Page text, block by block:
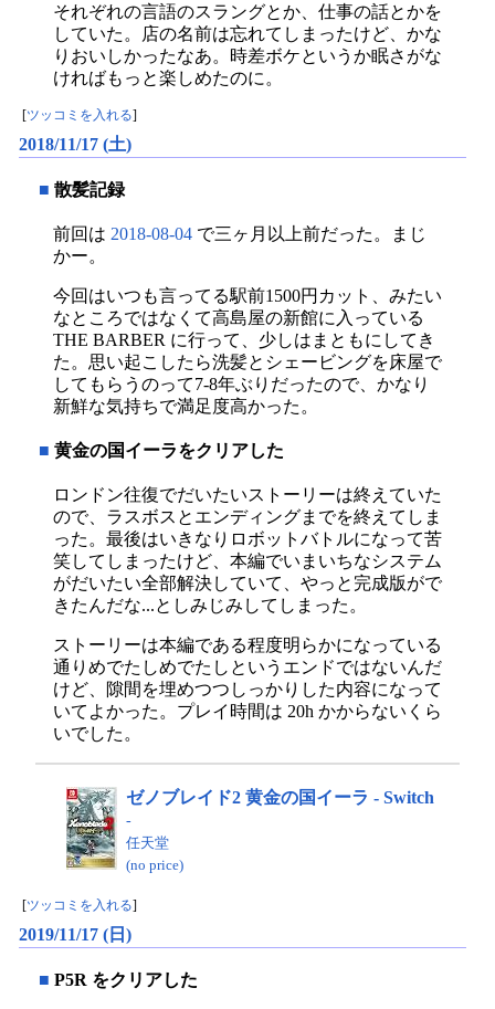
それぞれの言語のスラングとか、仕事の話とかを
していた。店の名前は忘れてしまったけど、かな
りおいしかったなあ。時差ボケというか眠さがな
ければもっと楽しめたのに。
[ツッコミを入れる]
2018/11/17 (土)
■ 散髪記録
前回は 2018-08-04 で三ヶ月以上前だった。まじ
かー。
今回はいつも言ってる駅前1500円カット、みたい
なところではなくて高島屋の新館に入っている
THE BARBER に行って、少しはまともにしてき
た。思い起こしたら洗髪とシェービングを床屋で
してもらうのって7-8年ぶりだったので、かなり
新鮮な気持ちで満足度高かった。
■ 黄金の国イーラをクリアした
ロンドン往復でだいたいストーリーは終えていた
ので、ラスボスとエンディングまでを終えてしま
った。最後はいきなりロボットバトルになって苦
笑してしまったけど、本編でいまいちなシステム
がだいたい全部解決していて、やっと完成版がで
きたんだな...としみじみしてしまった。
ストーリーは本編である程度明らかになっている
通りめでたしめでたしというエンドではないんだ
けど、隙間を埋めつつしっかりした内容になって
いてよかった。プレイ時間は 20h かからないくら
いでした。
ゼノブレイド2 黄金の国イーラ - Switch
-
任天堂
(no price)
[ツッコミを入れる]
2019/11/17 (日)
■ P5R をクリアした